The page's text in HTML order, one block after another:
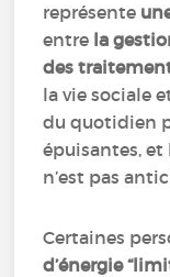
représente
entre la
des
la vie sociale
du quotidien
épuisantes, et
n’est pas
Certaines
d’énergie